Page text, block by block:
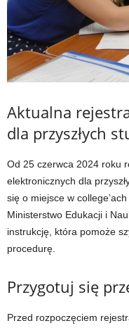
Aktualna
dla przyszłych
Od 25 czerwca 2024 roku
elektronicznych dla
się o miejsce w
Ministerstwo Edukacji i
instrukcję, która pomoże
procedurę.
Przygotuj się
Przed rozpoczęciem